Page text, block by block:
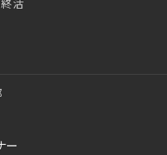
活
ー